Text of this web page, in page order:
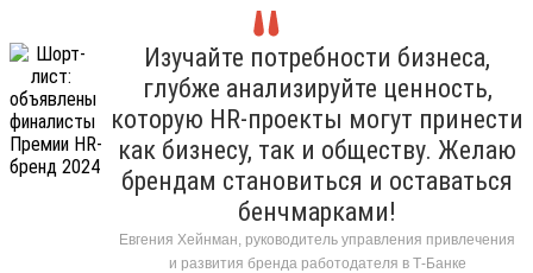
Изучайте потребности бизнеса,
глубже анализируйте ценность,
которую HR-проекты могут принести
как бизнесу, так и обществу. Желаю
брендам становиться и оставаться
бенчмарками!
Евгения Хейнман, руководитель управления привлечения
и развития бренда работодателя в Т-Банке